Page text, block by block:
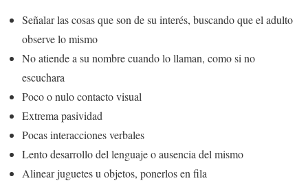
Señalar las cosas que son de su interés, buscando que el adulto
observe lo mismo
No atiende a su nombre cuando lo llaman, como si no
escuchara
Poco o nulo contacto visual
Extrema pasividad
Pocas interacciones verbales
Lento desarrollo del lenguaje o ausencia del mismo
Alinear juguetes u objetos, ponerlos en fila